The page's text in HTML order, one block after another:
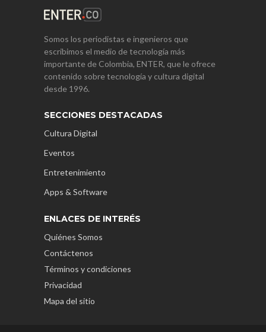
Somos los periodistas e ingenieros que
escribimos el medio de tecnología más
importante de Colombia, ENTER, que le ofrece
contenido sobre tecnología y cultura digital
desde 1996.
SECCIONES DESTACADAS
Cultura Digital
Eventos
Entretenimiento
Apps & Software
ENLACES DE INTERÉS
Quiénes Somos
Contáctenos
Términos y condiciones
Privacidad
Mapa del sitio